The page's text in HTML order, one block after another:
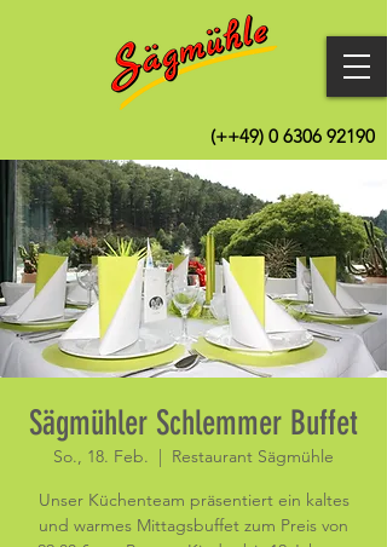
(++49) 0 6306 92190
Sägmühler Schlemmer Buffet
So., 18. Feb.
  |
Restaurant Sägmühle
Unser Küchenteam präsentiert ein kaltes
und warmes Mittagsbuffet zum Preis von